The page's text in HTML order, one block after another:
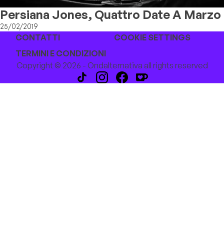
Persiana Jones, Quattro Date A Marzo
25/02/2019
CONTATTI
COOKIE SETTINGS
TERMINI E CONDIZIONI
Copyright © 2026 - Ondalternativa all rights reserved